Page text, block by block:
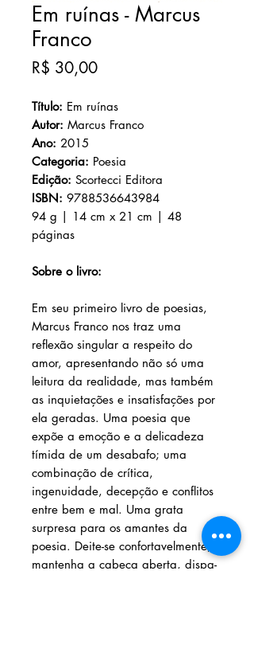
Em ruínas - Marcus
Franco
R$ 30,00Preço
Título: Em ruínas
Autor: Marcus Franco
Ano: 2015
Categoria: Poesia
Edição: Scortecci Editora
ISBN: 9788536643984
94 g | 14 cm x 21 cm | 48
páginas
Sobre o livro:
Em seu primeiro livro de poesias,
Marcus Franco nos traz uma
reflexão singular a respeito do
amor, apresentando não só uma
leitura da realidade, mas também
as inquietações e insatisfações por
ela geradas. Uma poesia que
expõe a emoção e a delicadeza
tímida de um desabafo; uma
combinação de crítica,
ingenuidade, decepção e conflitos
entre bem e mal. Uma grata
surpresa para os amantes da
poesia. Deite-se confortavelmente,
mantenha a cabeça aberta, dispa-